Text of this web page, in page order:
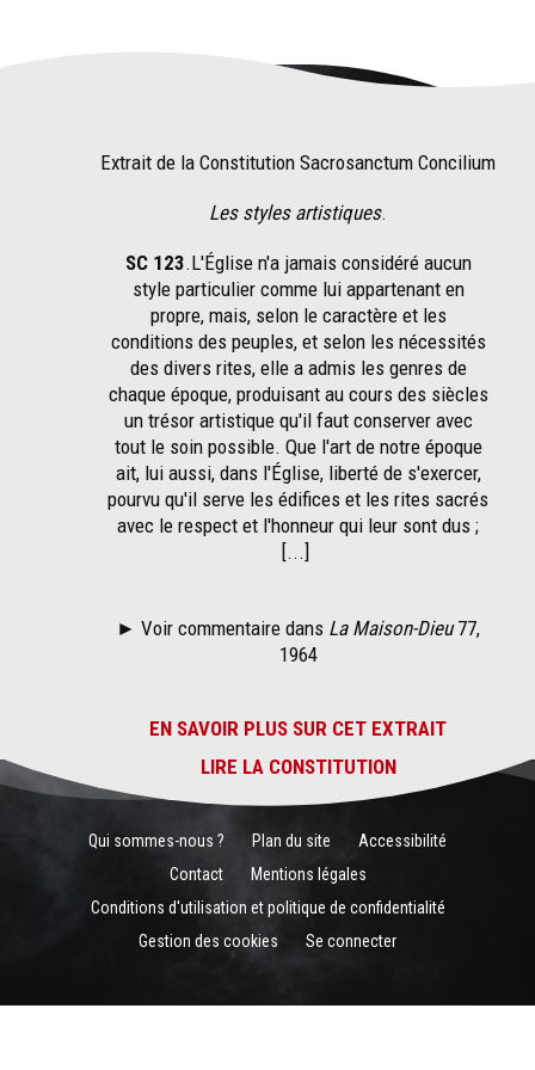
Extrait de la Constitution Sacrosanctum Concilium
Les styles artistiques.
SC 123.L'Église n'a jamais considéré aucun
style particulier comme lui appartenant en
propre, mais, selon le caractère et les
conditions des peuples, et selon les nécessités
des divers rites, elle a admis les genres de
chaque époque, produisant au cours des siècles
un trésor artistique qu'il faut conserver avec
tout le soin possible. Que l'art de notre époque
ait, lui aussi, dans l'Église, liberté de s'exercer,
pourvu qu'il serve les édifices et les rites sacrés
avec le respect et l'honneur qui leur sont dus ;
[...]
► Voir commentaire dans La Maison-Dieu77,
1964
EN SAVOIR PLUS SUR CET EXTRAIT
LIRE LA CONSTITUTION
Qui sommes-nous ? Plan du site
Accessibilité
Contact
Mentions légales
Conditions d'utilisation et politique de confidentialité
Gestion des cookies
Se connecter